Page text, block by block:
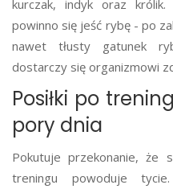
kurczak, indyk oraz
powinno się jeść rybę - po
nawet tłusty gatunek
dostarczy się organizmowi
Posiłki po
pory dnia
Pokutuje przekonanie, że
treningu powoduje